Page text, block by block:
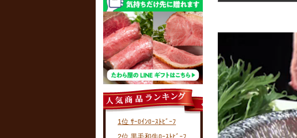
1位 ｻｰﾛｲﾝﾛｰｽﾄﾋﾞｰﾌ
2位 黒毛和牛ﾛｰｽﾄﾋﾞｰﾌ